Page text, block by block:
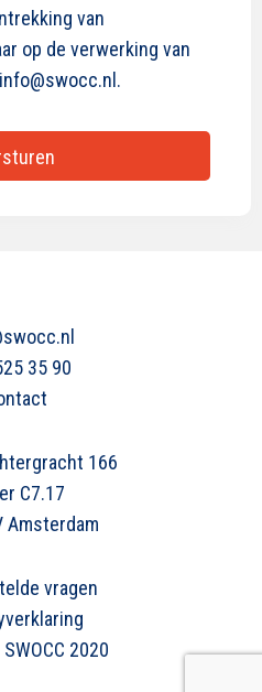
van
op de verwerking van
35 90
166
C7.17
Amsterdam
vragen
2020